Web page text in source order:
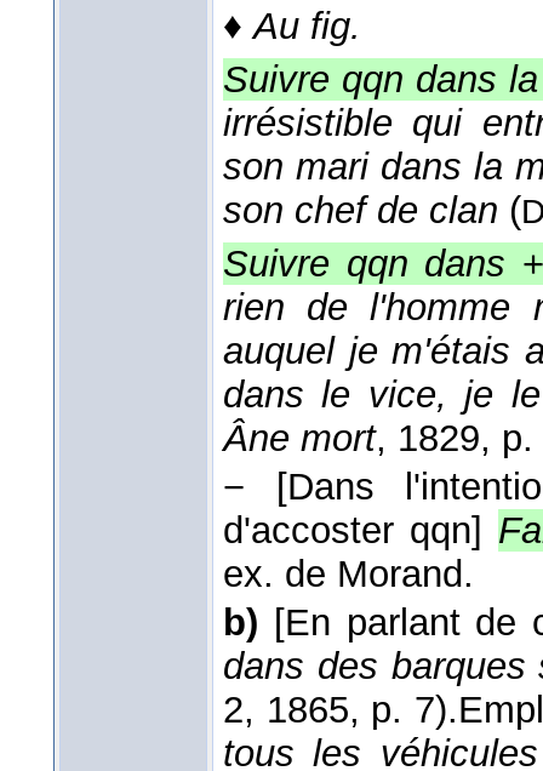
♦Au fig.
Suivre qqn dans
irrésistible qui
son mari dans la
son chef de clan (
Suivre qqn dans
rien de l'homme
auquel je m'étais
dans le vice, je
Âne mort, 1829, p.
− [Dans
d'accoster qqn]
ex. de Morand.
b) [En parlant de
dans des barques
2, 1865, p. 7).
tous les